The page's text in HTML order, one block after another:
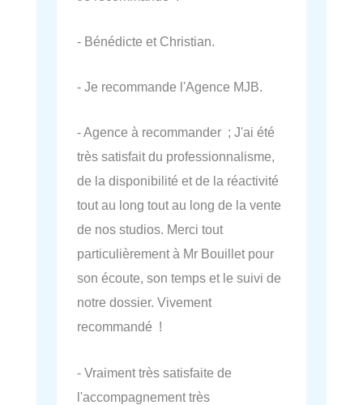
- Bénédicte et Christian.
- Je recommande l'Agence MJB.
- Agence à recommander ; J'ai été
très satisfait du professionnalisme,
de la disponibilité et de la réactivité
tout au long tout au long de la vente
de nos studios. Merci tout
particulièrement à Mr Bouillet pour
son écoute, son temps et le suivi de
notre dossier. Vivement
recommandé !
- Vraiment très satisfaite de
l'accompagnement très